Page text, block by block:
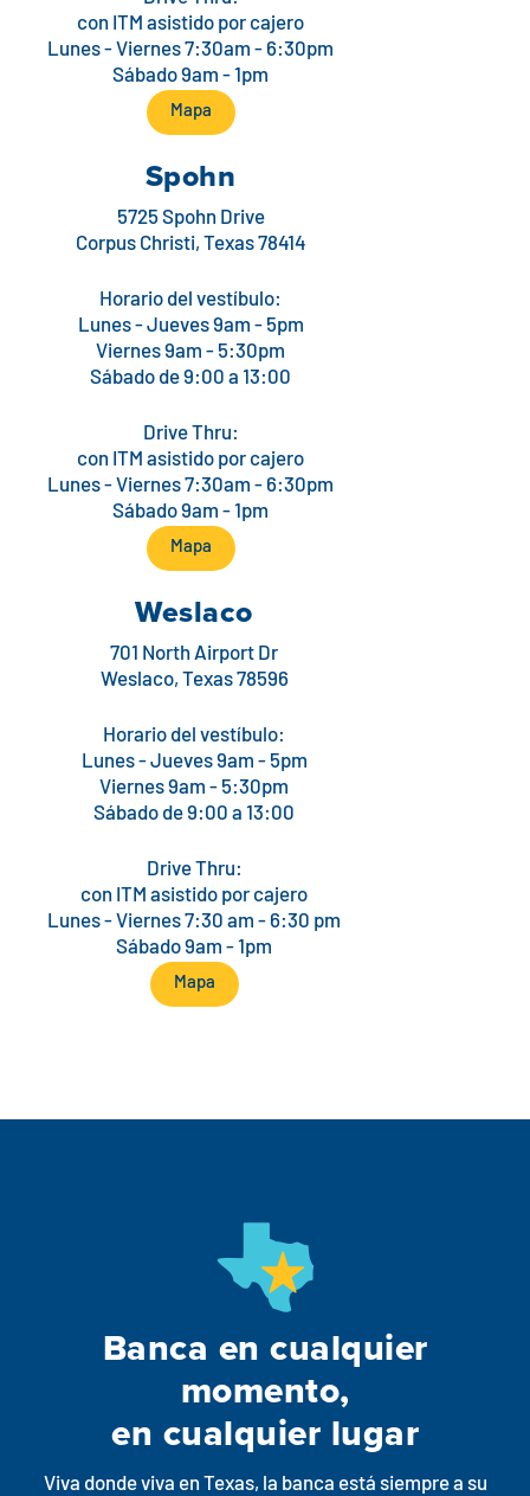
con ITM asistido por cajero
Lunes - Viernes 7:30am - 6:30pm
Sábado 9am - 1pm
Mapa
Spohn
5725 Spohn Drive
Corpus Christi, Texas 78414
Horario del vestíbulo:
Lunes - Jueves 9am - 5pm
Viernes 9am - 5:30pm
Sábado de 9:00 a 13:00
Drive Thru:
con ITM asistido por cajero
Lunes - Viernes 7:30am - 6:30pm
Sábado 9am - 1pm
Mapa
Weslaco
701 North Airport Dr
Weslaco, Texas 78596
Horario del vestíbulo:
Lunes - Jueves 9am - 5pm
Viernes 9am - 5:30pm
Sábado de 9:00 a 13:00
Drive Thru:
con ITM asistido por cajero
Lunes - Viernes 7:30 am - 6:30 pm
Sábado 9am - 1pm
Mapa
Banca en cualquier
momento,
en cualquier lugar
Viva donde viva en Texas, la banca está siempre a su